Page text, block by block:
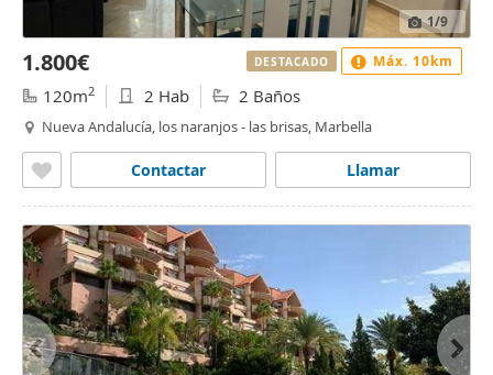
1/9
1.800€
120m2 2 Hab 2 Baños
Nueva Andalucía, los naranjos - las brisas, Marbella
Llamar
Contactar
DESTACADO Máx. 10km